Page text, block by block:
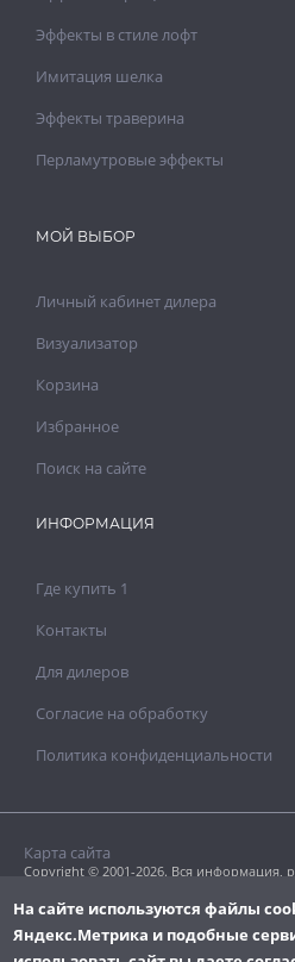
Эффекты в стиле лофт
Имитация шелка
Эффекты траверина
Перламутровые эффекты
МОЙ ВЫБОР
Личный кабинет дилера
Визуализатор
Корзина
Избранное
Поиск на сайте
ИНФОРМАЦИЯ
Где купить 1
Контакты
Для дилеров
Согласие на обработку
Политика конфиденциальности
Copyright © 2001-2026. Вся информация,
Копирование текстовых или графических
с разрешения правообладателя.
Карта сайта
На сайте используются файлы
Яндекс.Метрика и подобные